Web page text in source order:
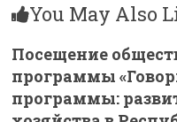
You May Also
Посещение
программы
программы: